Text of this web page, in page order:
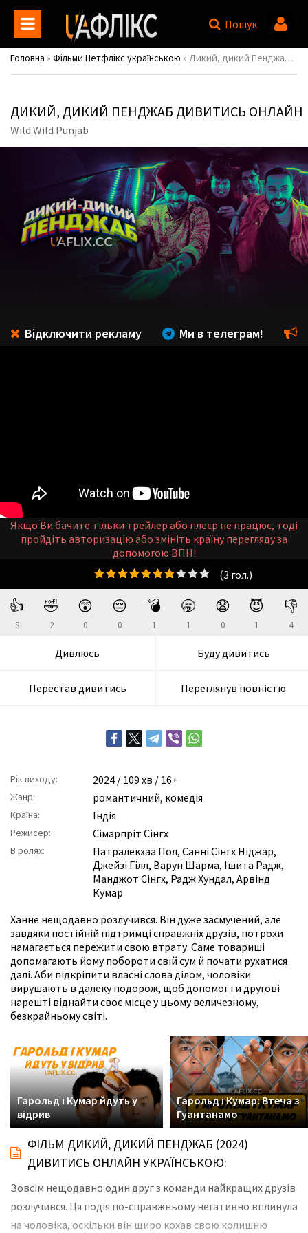
Пошук
Головна » Фільми Нетфлікс українською » Дикий, дикий Пенджаб / Wild Wild Punjab
ДИКИЙ, ДИКИЙ ПЕНДЖАБ ДИВИТИСЬ ОНЛАЙН
Wild Wild Punjab
👍
8
🤣
2
😲
0
😔
0
💣
1
🥱
1
😧
0
😈
1
👎
4
Дивлюсь Буду дивитись
Перестав дивитись Переглянув повністю
Рік виходу: 2024 / 109 хв / 16+
Жанр: романтичний, комедія
Країна: Індія
Режисер: Сімарпріт Сінгх
В ролях: Патралекхаа Пол, Санні Сінгх Ніджар,
Джейзі Гілл, Варун Шарма, Ішита Радж,
Манджот Сінгх, Радж Хундал, Арвінд
Кумар
Ханне нещодавно розлучився. Він дуже засмучений, але
завдяки постійній підтримці справжніх друзів, потрохи
намагається пережити свою втрату. Саме товариші
допомагають йому побороти свій сум й почати рухатися
далі. Аби підкріпити власні слова ділом, чоловіки
вирушають в далеку подорож, щоб допомогти другові
нарешті віднайти своє місце у цьому величезному,
безкрайньому світі.
(3 гол.)
Відключити рекламу Ми в телеграм!
Якщо Ви бачите тільки трейлер або плеєр не працює, тоді
пройдіть авторизацію або змініть країну перегляду за
допомогою ВПН!
Гарольд і Кумар йдуть у
відрив
Гарольд і Кумар: Втеча з
Гуантанамо
ФІЛЬМ ДИКИЙ, ДИКИЙ ПЕНДЖАБ (2024)
ДИВИТИСЬ ОНЛАЙН УКРАЇНСЬКОЮ:
Зовсім нещодавно один друг з команди найкращих друзів
розлучився. Ця подія по-справжньому негативно вплинула
на чоловіка, оскільки він щиро кохав свою колишню